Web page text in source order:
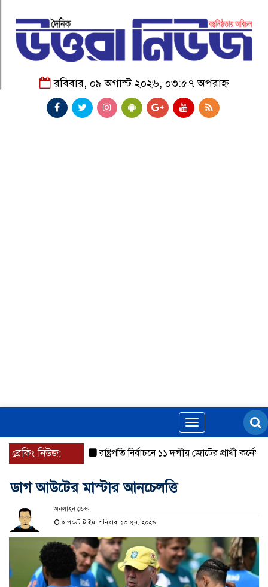
রবিবার, ০৯ অগাস্ট ২০২৬, ০৩:৫৭ অপরাহ্ন
Toggle
navigation
ব্রেকিং নিউজ: রাষ্ট্রপতি নির্বাচনে ১১ দলীয় জোটের প্রার্থী কর্নেল
ডাগ আউটের মাস্টার আনচেলত্তি
অনলাইন ডেস্ক
আপডেট টাইম: শনিবার, ১৩ জুন, ২০২৬